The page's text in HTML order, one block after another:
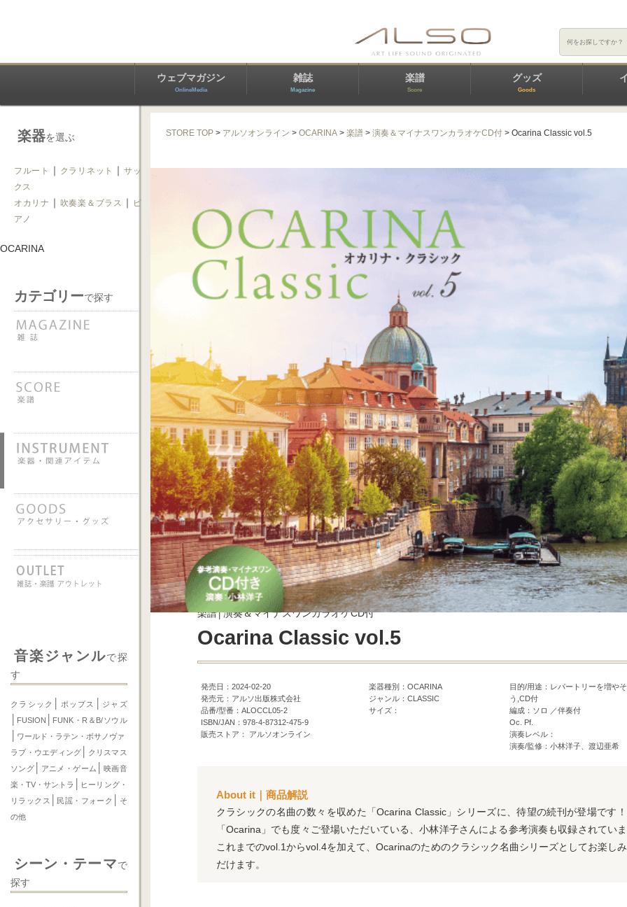
ウェブマガジン
OnlineMedia
雑誌
Magazine
楽譜
Score
グッズ
Goods
楽器を選ぶ
フルート ｜ クラリネット ｜ サッ
クス
オカリナ ｜ 吹奏楽＆ブラス ｜
ピ
アノ
OCARINA
カテゴリーで探す
音楽ジャンルで探
す
クラシック ポップス ジャズ
FUSION FUNK・R＆B/ソウル
ワールド・ラテン・ボサノヴァ
ラブ・ウエディング
クリスマス
ソング
アニメ・ゲーム
映画音
楽・TV・サントラ
ヒーリング・
リラックス
民謡・フォーク
そ
の他
シーン・テーマで
探す
STORE TOP > アルソオンライン >OCARINA >楽譜 >演奏＆マイナスワンカラオケCD付 > Ocarina Classic vol.5
楽譜│演奏＆マイナスワンカラオケCD付
Ocarina Classic vol.5
発売日：2024-02-20
発売元：アルソ出版株式会社
品番/型番：ALOCCL05-2
ISBN/JAN：978-4-87312-475-9
販売ストア： アルソオンライン
楽器種別：OCARINA
ジャンル：CLASSIC
サイズ：
目的/用途：レパートリーを増やそ
う,CD付
編成：ソロ ／伴奏付
Oc. Pf.
演奏レベル：
演奏/監修：小林洋子、渡辺亜希
About it｜商品解説
クラシックの名曲の数々を収めた「Ocarina Classic」シリーズに、待望の続刊が登場です
「Ocarina」でも度々ご登場いただいている、小林洋子さんによる参考演奏も収録されてい
これまでのvol.1からvol.4を加えて、Ocarinaのためのクラシック名曲シリーズとしてお楽し
だけます。